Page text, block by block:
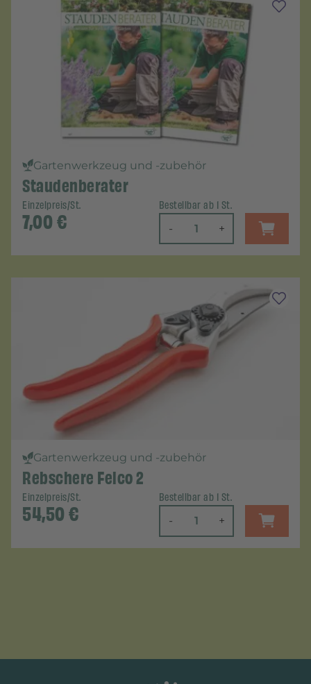
Gartenwerkzeug und -zubehör
Staudenberater
Einzelpreis/St.
7,00€
Bestellbar ab 1 St.
- +
Gartenwerkzeug und -zubehör
Rebschere Felco 2
Einzelpreis/St.
54,50€
Bestellbar ab 1 St.
- +